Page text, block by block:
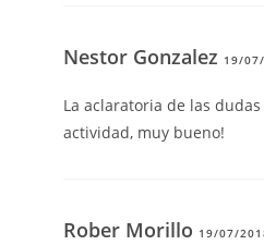
Nestor Gonzalez 19/
La aclaratoria de las
actividad, muy bueno!
Rober Morillo 19/07/